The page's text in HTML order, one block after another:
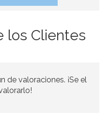
los Clientes
de valoraciones. ¡Se el